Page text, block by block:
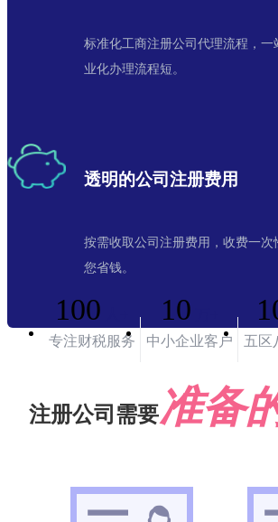
标准化工商注册公司代理流程，一
业化办理流程短。
透明的公司注册费用
按需收取公司注册费用，收费一次
您省钱。
100
专注财税服务
10
中小企业客户 五区
注册公司需要准备